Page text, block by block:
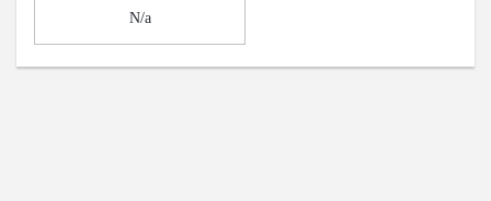
N/a